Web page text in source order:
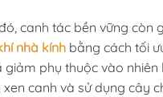
canh tác bền vững còn
nhà kính bằng cách tối
giảm phụ thuộc vào nhiên
canh và sử dụng cây